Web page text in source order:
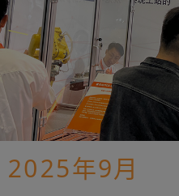
2025年9月